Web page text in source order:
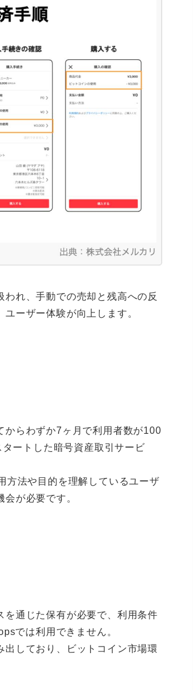
れ、手動での売却と残高への反
ーザー体験が向上します。
からわずか7ヶ月で利用者数が100
ートした暗号資産取引サービ
方法や目的を理解しているユーザ
が必要です。
を通じた保有が必要で、利用条件
では利用できません。
出しており、ビットコイン市場環